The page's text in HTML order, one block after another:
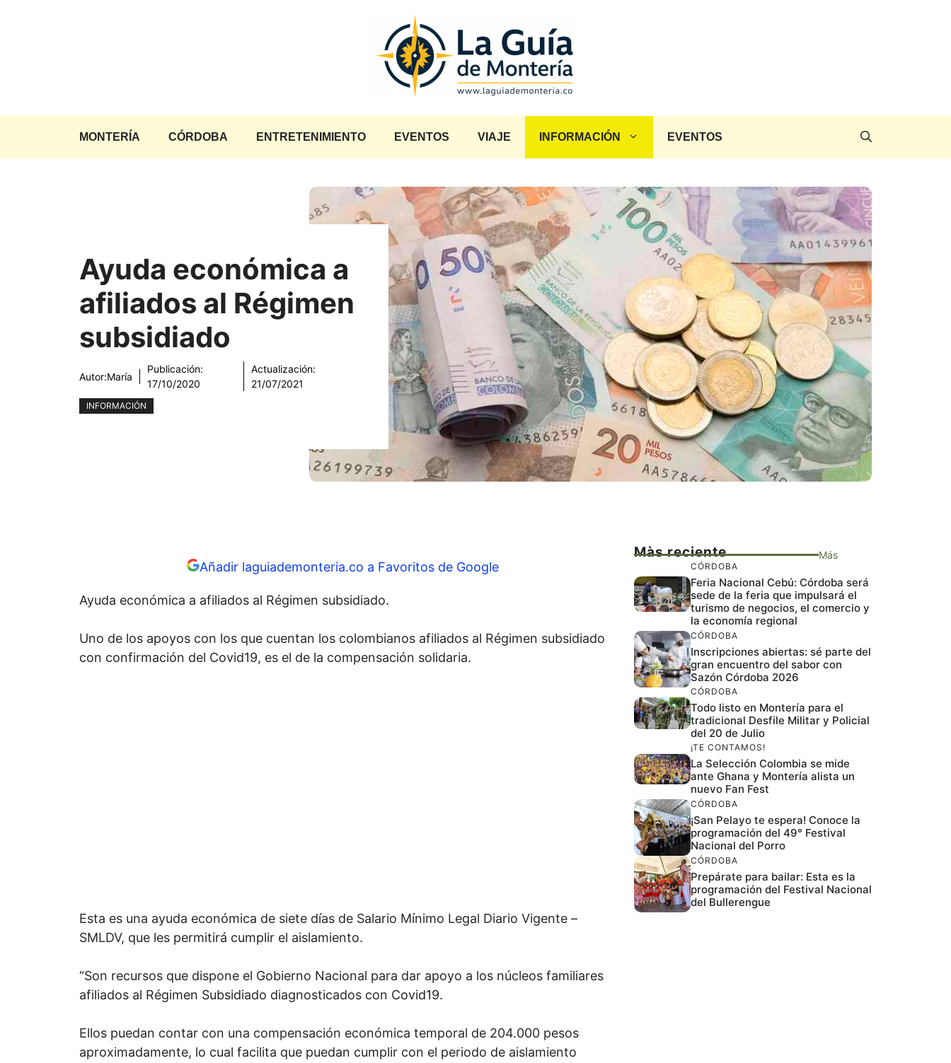
MONTERÍA CÓRDOBA ENTRETENIMIENTO EVENTOS VIAJE INFORMACIÓN EVENTOS
Ayuda económica a
afiliados al Régimen
subsidiado
Autor:María
Publicación:
17/10/2020
Actualización:
21/07/2021
INFORMACIÓN
Añadir laguiademonteria.co a Favoritos de Google
Ayuda económica a afiliados al Régimen subsidiado.
Uno de los apoyos con los que cuentan los colombianos afiliados al Régimen subsidiado
con confirmación del Covid19, es el de la compensación solidaria.
Esta es una ayuda económica de siete días de Salario Mínimo Legal Diario Vigente –
SMLDV, que les permitirá cumplir el aislamiento.
“Son recursos que dispone el Gobierno Nacional para dar apoyo a los núcleos familiares
afiliados al Régimen Subsidiado diagnosticados con Covid19.
Ellos puedan contar con una compensación económica temporal de 204.000 pesos
aproximadamente, lo cual facilita que puedan cumplir con el periodo de aislamiento
Màs reciente Más
CÓRDOBA
Feria Nacional Cebú: Córdoba será
sede de la feria que impulsará el
turismo de negocios, el comercio y
la economía regional
CÓRDOBA
Inscripciones abiertas: sé parte del
gran encuentro del sabor con
Sazón Córdoba 2026
CÓRDOBA
Todo listo en Montería para el
tradicional Desfile Militar y Policial
del 20 de Julio
¡TE CONTAMOS!
La Selección Colombia se mide
ante Ghana y Montería alista un
nuevo Fan Fest
CÓRDOBA
¡San Pelayo te espera! Conoce la
programación del 49° Festival
Nacional del Porro
CÓRDOBA
Prepárate para bailar: Esta es la
programación del Festival Nacional
del Bullerengue